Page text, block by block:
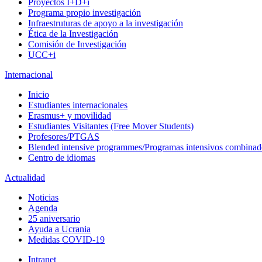
Proyectos I+D+i
Programa propio investigación
Infraestruturas de apoyo a la investigación
Ética de la Investigación
Comisión de Investigación
UCC+i
Internacional
Inicio
Estudiantes internacionales
Erasmus+ y movilidad
Estudiantes Visitantes (Free Mover Students)
Profesores/PTGAS
Blended intensive programmes/Programas intensivos
Centro de idiomas
Actualidad
Noticias
Agenda
25 aniversario
Ayuda a Ucrania
Medidas COVID-19
Intranet